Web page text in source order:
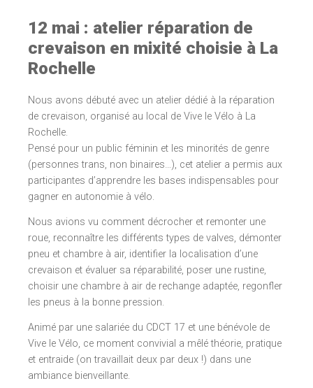
12 mai : atelier réparation de
crevaison en mixité choisie à La
Rochelle
Nous avons débuté avec un atelier dédié à la réparation
de crevaison, organisé au local de Vive le Vélo à La
Rochelle.
Pensé pour un public féminin et les minorités de genre
(personnes trans, non binaires…), cet atelier a permis aux
participantes d’apprendre les bases indispensables pour
gagner en autonomie à vélo.
Nous avions vu comment décrocher et remonter une
roue, reconnaître les différents types de valves, démonter
pneu et chambre à air, identifier la localisation d’une
crevaison et évaluer sa réparabilité, poser une rustine,
choisir une chambre à air de rechange adaptée, regonfler
les pneus à la bonne pression.
Animé par une salariée du CDCT 17 et une bénévole de
Vive le Vélo, ce moment convivial a mêlé théorie, pratique
et entraide (on travaillait deux par deux !) dans une
ambiance bienveillante.